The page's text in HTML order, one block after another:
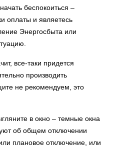
беспокоиться –
оплаты и являетесь
Энергосбыта или
все-таки придется
производить
не рекомендуем, это
в окно – темные окна
об общем отключении
плановое отключение, или